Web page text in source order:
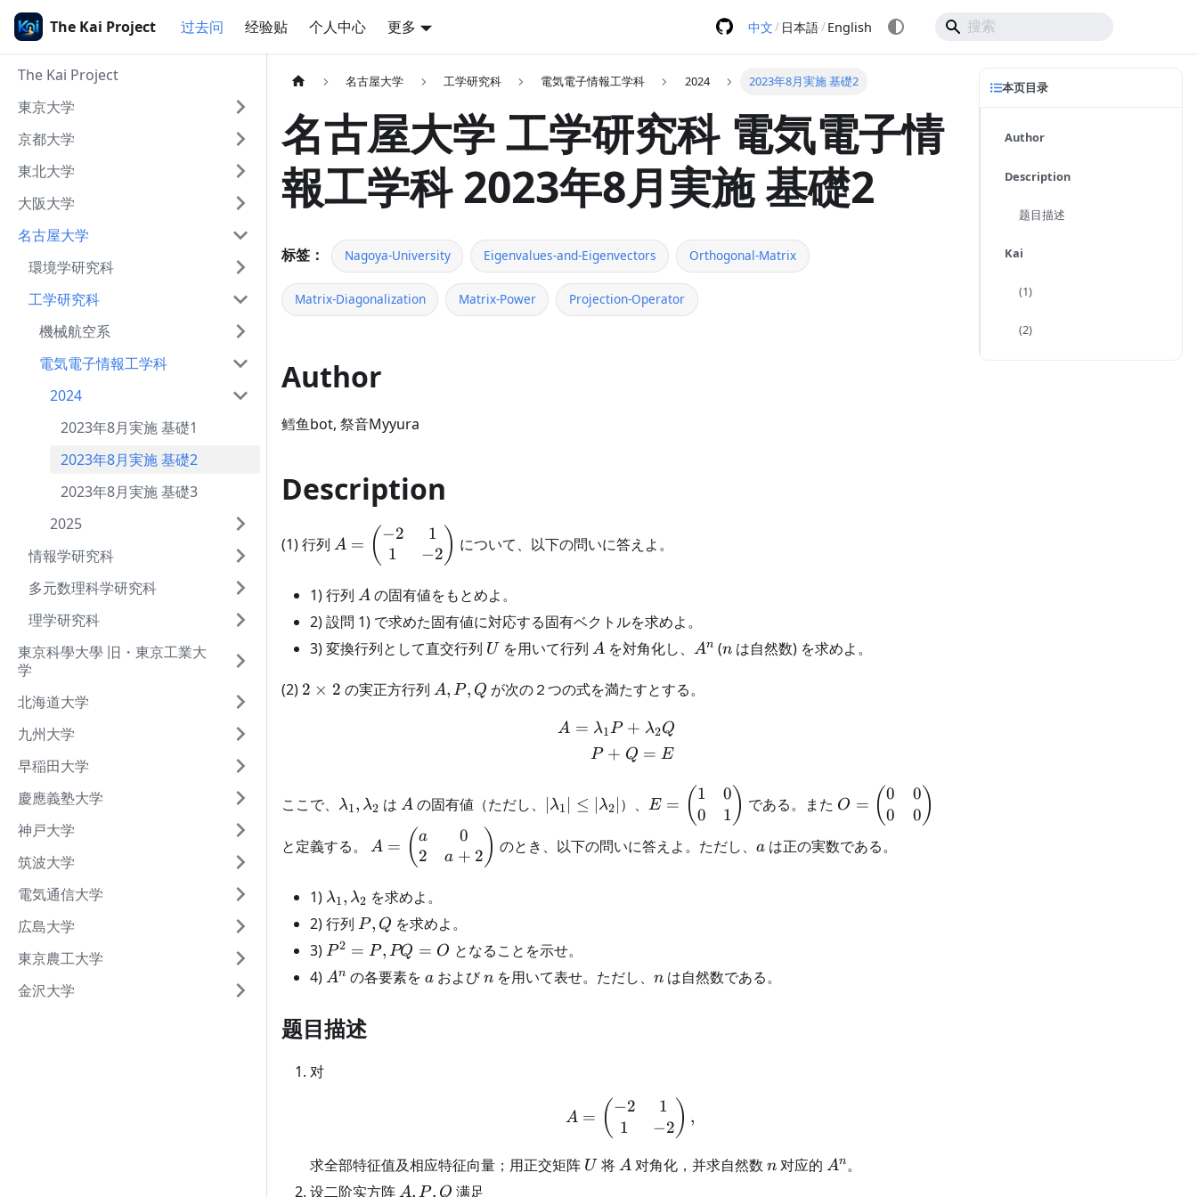
The Kai Project 过去问 经验贴 个人中心 更多 中文/ 日本語/English
The Kai Project
東京大学
京都大学
東北大学
大阪大学
名古屋大学
環境学研究科
工学研究科
機械航空系
電気電子情報工学科
2024
2023年8月実施 基礎1
2023年8月実施 基礎2
2023年8月実施 基礎3
2025
情報学研究科
多元数理科学研究科
理学研究科
東京科學大學 旧・東京工業大
学
北海道大学
九州大学
早稲田大学
慶應義塾大学
神戸大学
筑波大学
電気通信大学
広島大学
東京農工大学
金沢大学
名古屋大学 工学研究科 電気電子情報工学科 2024 2023年8月実施 基礎2
名古屋大学 工学研究科 電気電子情
報工学科 2023年8月実施 基礎2
标签： Nagoya-University Eigenvalues-and-Eigenvectors Orthogonal-Matrix
Matrix-Diagonalization Matrix-Power Projection-Operator
Author
鳕鱼bot, 祭音Myyura
Description
(1) 行列
A =
\begin{pmatrix}
\end{pmatrix}
A = ( −2
1
1
−2 ) について、以下の問いに答えよ。
1) 行列 A
A の固有値をもとめよ。
2) 設問 1) で求めた固有値に対応する固有ベクトルを求めよ。
3) 変換行列として直交行列 U
U を用いて行列A
A を対角化し、A^n
An (n
n は自然数) を求めよ。
(2) 2
2 × 2 の実正方行列 A,
A, P, Q が次の２つの式を満たすとする。
\begin{aligned} A = \lambda_1 P + \lambda_2 Q \\ P+Q=E \\
A = λ1P + λ2Q
P + Q = E
ここで、
\lambda_1,
\lambda_2
λ1, λ2 は
A
A の固有値（ただし、
|\lambda_1|\leq
|\lambda_2|
λ1 ≤ λ2 ）、
E =
\begin{pmatrix}
1 & 0 \\ 0 & 1
\end{pmatrix}
E = ( 1
0
0
1 ) である。また
O =
\begin{pmatrix}
\end{pmatrix}
O = (0
0
0
0 )
と定義する。
A =
\begin{pmatrix}
a+2
\end{pmatrix}
A = ( a
2
0
a + 2 ) のとき、以下の問いに答えよ。ただし、a は正の実数である。
1) \lambda_1,
\lambda_2
λ1, λ2 を求めよ。
2) 行列 P,Q
P, Q を求めよ。
3) P^2=P,
PQ=O
P2 = P, PQ = O となることを示せ。
4) A^n
An の各要素を a
a およびn
n を用いて表せ。ただし、 n
n は自然数である。
题目描述
对
A=\begin{pmatrix}-2&1\\1&-2\end{pmatrix},
A = ( −2
1
1
−2 ) ,
求全部特征值及相应特征向量；用正交矩阵 U
U 将A
A 对角化，并求自然数n
n 对应的A^n
An。
设二阶实方阵 A,P,Q
A, P, Q 满足
本页目录
Author
Description
题目描述
Kai
(1)
(2)